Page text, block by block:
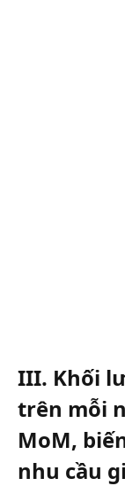
III. Khối
trên mỗi
MoM,
nhu cầu